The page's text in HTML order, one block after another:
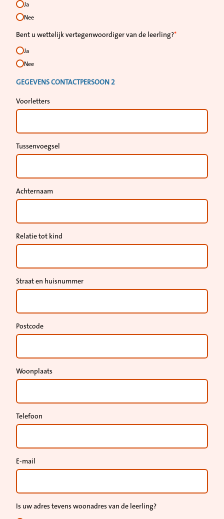
Ja
Nee
Bent u wettelijk vertegenwoordiger van de leerling?
Ja
Nee
GEGEVENS CONTACTPERSOON 2
Voorletters
Tussenvoegsel
Achternaam
Relatie tot kind
Straat en huisnummer
Postcode
Woonplaats
Telefoon
E-mail
Is uw adres tevens woonadres van de leerling?